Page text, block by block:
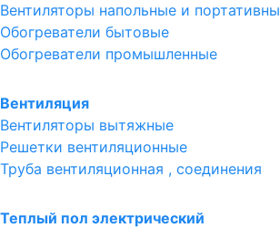
Вентиляторы напольные и
Обогреватели бытовые
Обогреватели промышленные
Вентиляция
Вентиляторы вытяжные
Решетки вентиляционные
Труба вентиляционная , соединения
Теплый пол электрический